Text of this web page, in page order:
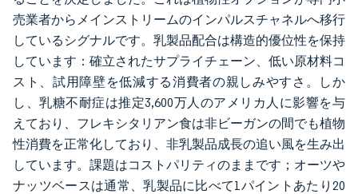
売業者からメインストリームのインパルスチャネルへ移行
しているシグナルです。乳製品配合は構造的優位性を保持
しています：確立されたサプライチェーン、低い原材料コ
スト、試用障壁を低減する消費者の親しみやすさ。しか
し、乳糖不耐症は推定3,600万人のアメリカ人に影響を与
えており、フレキシタリアン食は非ビーガンの間でも植物
性消費を正常化しており、非乳製品成長の追い風を生み出
しています。課題はコストパリティのままです；オーツや
ナッツベースは通常、乳製品に比べて1パイントあたり20